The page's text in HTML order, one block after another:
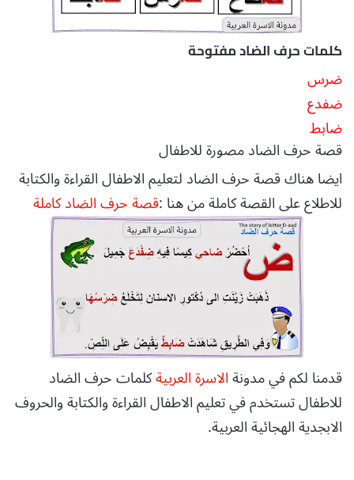
كلمات حرف الضاد مفتوحة
ضرس
ضفدع
ضابط
قصة حرف الضاد مصورة للاطفال
ايضا هناك قصة حرف الضاد لتعليم الاطفال القراءة والكتابة
للاطلاع على القصة كاملة من هنا :قصة حرف الضاد كاملة
قدمنا لكم في مدونةالاسرة العربيةكلمات حرف الضاد
للاطفال تستخدم في تعليم الاطفال القراءة والكتابة والحروف
الابجدية الهجائية العربية.